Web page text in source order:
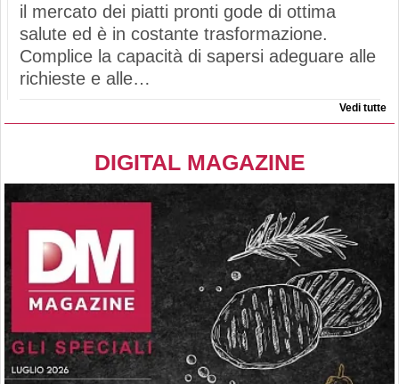
il mercato dei piatti pronti gode di ottima
salute ed è in costante trasformazione.
Complice la capacità di sapersi adeguare alle
richieste e alle…
Vedi tutte
DIGITAL MAGAZINE